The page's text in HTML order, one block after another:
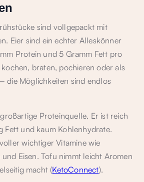
sind vollgepackt mit
Eier sind ein echter Alleskönner
Protein und 5 Gramm Fett pro
braten, pochieren oder als
die Möglichkeiten sind endlos
Proteinquelle. Er ist reich
Fett und kaum Kohlenhydrate.
wichtiger Vitamine wie
und Eisen. Tofu nimmt leicht Aromen
macht (KetoConnect).